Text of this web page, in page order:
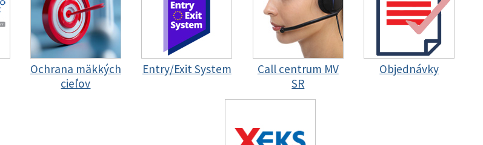
Ochrana mäkkých
cieľov
Entry/Exit System
Call centrum MV
SR
Objednávky